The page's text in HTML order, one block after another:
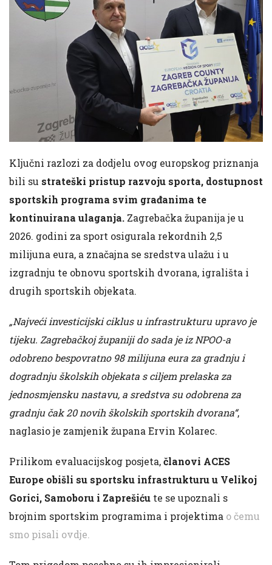
Ključni razlozi za dodjelu ovog europskog priznanja
bili su strateški pristup razvoju sporta, dostupnost
sportskih programa svim građanima te
kontinuirana ulaganja. Zagrebačka županija je u
2026. godini za sport osigurala rekordnih 2,5
milijuna eura, a značajna se sredstva ulažu i u
izgradnju te obnovu sportskih dvorana, igrališta i
drugih sportskih objekata.
„Najveći investicijski ciklus u infrastrukturu upravo je
tijeku. Zagrebačkoj županiji do sada je iz NPOO-a
odobreno bespovratno 98 milijuna eura za gradnju i
dogradnju školskih objekata s ciljem prelaska za
jednosmjensku nastavu, a sredstva su odobrena za
gradnju čak 20 novih školskih sportskih dvorana“,
naglasio je zamjenik župana Ervin Kolarec.
Prilikom evaluacijskog posjeta,članovi ACES
Europe obišli su sportsku infrastrukturu u Velikoj
Gorici, Samoboru i Zaprešiću te se upoznali s
brojnim sportskim programima i projektima o čemu
smo pisali ovdje.